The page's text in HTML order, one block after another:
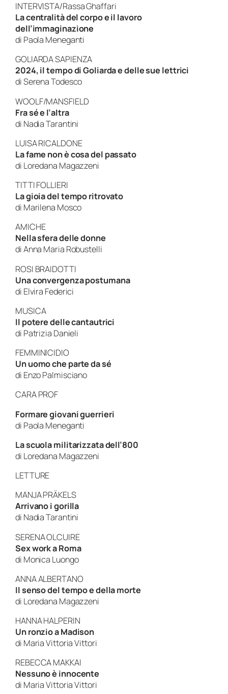
INTERVISTA/Rassa Ghaffari
La centralità del corpo e il lavoro
dell’immaginazione
di Paola Meneganti
GOLIARDA SAPIENZA
2024, il tempo di Goliarda e delle sue lettrici
diSerena Todesco
WOOLF/MANSFIELD
Fra sé e l’altra
di Nadia Tarantini
LUISA RICALDONE
La fame non è cosa del passato
di Loredana Magazzeni
TITTI FOLLIERI
La gioia del tempo ritrovato
di Marilena Mosco
AMICHE
Nella sfera delle donne
diAnna Maria Robustelli
ROSI BRAIDOTTI
Una convergenza postumana
di Elvira Federici
MUSICA
Il potere delle cantautrici
di Patrizia Danieli
FEMMINICIDIO
Un uomo che parte da sé
di Enzo Palmisciano
CARA PROF
Formare giovani guerrieri
di Paola Meneganti
La scuola militarizzata dell’800
di Loredana Magazzeni
LETTURE
MANJA PRÄKELS
Arrivano i gorilla
di Nadia Tarantini
SERENA OLCUIRE
Sex work a Roma
di Monica Luongo
ANNA ALBERTANO
Il senso del tempo e della morte
di Loredana Magazzeni
HANNA HALPERIN
Un ronzio a Madison
di Maria Vittoria Vittori
REBECCA MAKKAI
Nessuno è innocente
di Maria Vittoria Vittori